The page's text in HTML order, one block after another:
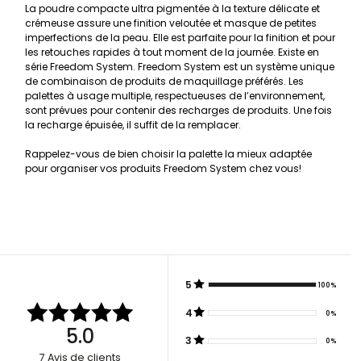
La poudre compacte ultra pigmentée à la texture délicate et
crémeuse assure une finition veloutée et masque de petites
imperfections de la peau. Elle est parfaite pour la finition et pour
les retouches rapides à tout moment de la journée. Existe en
série Freedom System. Freedom System est un système unique
de combinaison de produits de maquillage préférés. Les
palettes à usage multiple, respectueuses de l’environnement,
sont prévues pour contenir des recharges de produits. Une fois
la recharge épuisée, il suffit de la remplacer.
Rappelez-vous de bien choisir la palette la mieux adaptée
pour organiser vos produits Freedom System chez vous!
5.0
7 Avis de clients
5 100%
4 0%
3 0%